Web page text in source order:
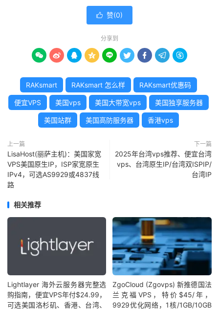
 赞(0)
分享到
        
RAKsmart RAKsmart 怎么样 RAKsmart优惠码
便宜VPS 美国vps 美国大带宽vps 美国独享服务器
美国站群 美国高防服务器 香港vps
上一篇
LisaHost(丽萨主机)：美国家宽
VPS美国原生IP，ISP家宽原生
IPv4，可选AS9929或4837线
路
下一篇
2025年台湾vps推荐、便宜台湾
vps、台湾原生IP/台湾双ISPIP/
台湾IP
相关推荐
Lightlayer 海外云服务器完整选
购指南，便宜VPS年付$24.99，
可选美国洛杉矶、香港、台湾、
ZgoCloud (Zgovps) 新推德国法
兰克福VPS，特价$45/年，
9929优化网络，1核/1GB/10GB